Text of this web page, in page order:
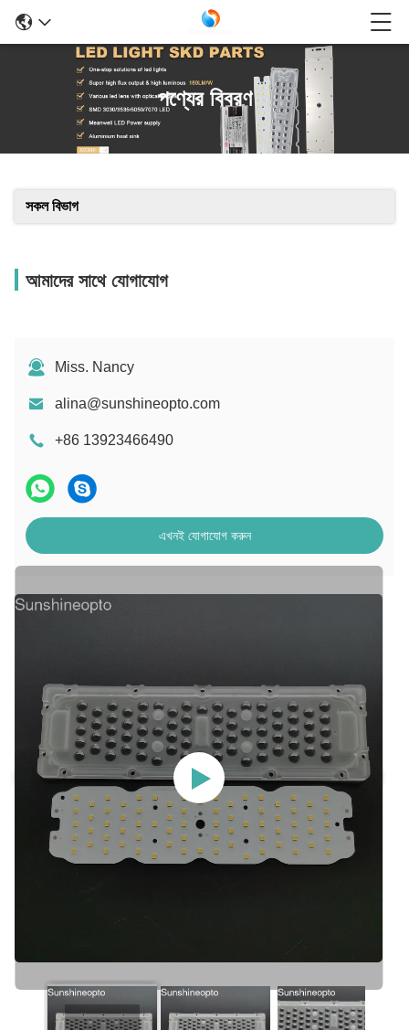
পণ্যের বিবরণ
সকল বিভাগ
আমাদের সাথে যোগাযোগ
Miss. Nancy
alina@sunshineopto.com
+86 13923466490
এখনই যোগাযোগ করুন